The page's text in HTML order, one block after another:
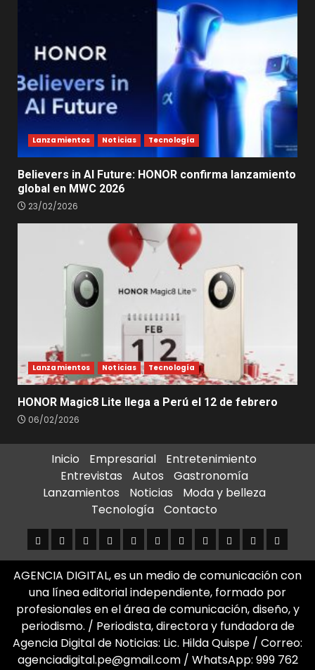
Lanzamientos Noticias Tecnología
Believers in AI Future: HONOR confirma lanzamiento
global en MWC 2026
23/02/2026
Lanzamientos Noticias Tecnología
HONOR Magic8 Lite llega a Perú el 12 de febrero
06/02/2026
Inicio Empresarial
Entretenimiento
Entrevistas
Autos
Gastronomía
Lanzamientos
Noticias
Moda y belleza
Tecnología
Contacto
InicioEmpresarial
Entretenimiento
Entrevistas
AutosGastronomía
Lanzamientos
NoticiasModa
y
belleza
Tecnología
AGENCIA DIGITAL, es un medio de comunicación con
una línea editorial independiente, formado por
profesionales en el área de comunicación, diseño, y
periodismo. / Periodista, directora y fundadora de
Agencia Digital de Noticias: Lic. Hilda Quispe / Correo:
agenciadigital.pe@gmail.com / WhatsApp: 999 762